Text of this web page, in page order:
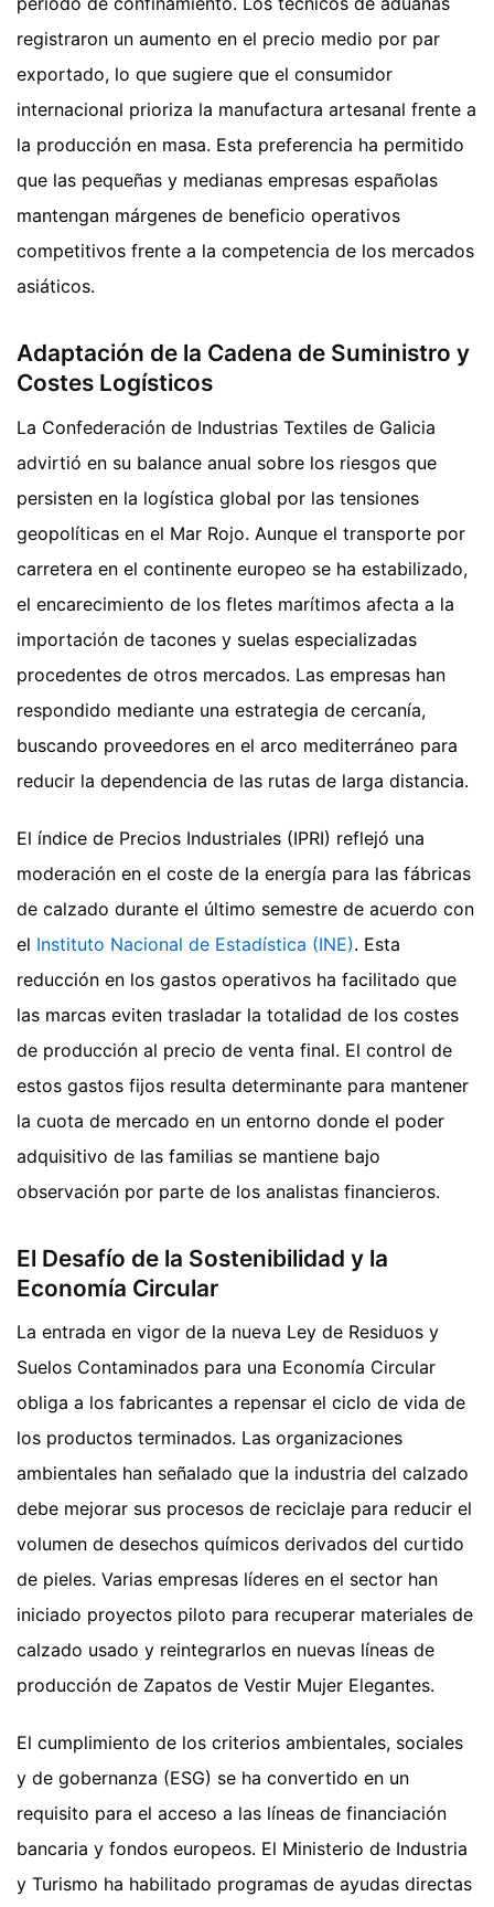
registraron un aumento en el precio medio por par
exportado, lo que sugiere que el consumidor
internacional prioriza la manufactura artesanal frente a
la producción en masa. Esta preferencia ha permitido
que las pequeñas y medianas empresas españolas
mantengan márgenes de beneficio operativos
competitivos frente a la competencia de los mercados
asiáticos.
Adaptación de la Cadena de Suministro y
Costes Logísticos
La Confederación de Industrias Textiles de Galicia
advirtió en su balance anual sobre los riesgos que
persisten en la logística global por las tensiones
geopolíticas en el Mar Rojo. Aunque el transporte por
carretera en el continente europeo se ha estabilizado,
el encarecimiento de los fletes marítimos afecta a la
importación de tacones y suelas especializadas
procedentes de otros mercados. Las empresas han
respondido mediante una estrategia de cercanía,
buscando proveedores en el arco mediterráneo para
reducir la dependencia de las rutas de larga distancia.
El índice de Precios Industriales (IPRI) reflejó una
moderación en el coste de la energía para las fábricas
de calzado durante el último semestre de acuerdo con
el Instituto Nacional de Estadística (INE). Esta
reducción en los gastos operativos ha facilitado que
las marcas eviten trasladar la totalidad de los costes
de producción al precio de venta final. El control de
estos gastos fijos resulta determinante para mantener
la cuota de mercado en un entorno donde el poder
adquisitivo de las familias se mantiene bajo
observación por parte de los analistas financieros.
El Desafío de la Sostenibilidad y la
Economía Circular
La entrada en vigor de la nueva Ley de Residuos y
Suelos Contaminados para una Economía Circular
obliga a los fabricantes a repensar el ciclo de vida de
los productos terminados. Las organizaciones
ambientales han señalado que la industria del calzado
debe mejorar sus procesos de reciclaje para reducir el
volumen de desechos químicos derivados del curtido
de pieles. Varias empresas líderes en el sector han
iniciado proyectos piloto para recuperar materiales de
calzado usado y reintegrarlos en nuevas líneas de
producción de Zapatos de Vestir Mujer Elegantes.
El cumplimiento de los criterios ambientales, sociales
y de gobernanza (ESG) se ha convertido en un
requisito para el acceso a las líneas de financiación
bancaria y fondos europeos. El Ministerio de Industria
y Turismo ha habilitado programas de ayudas directas